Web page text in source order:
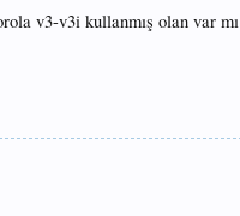
v3-v3i kullanmış olan var